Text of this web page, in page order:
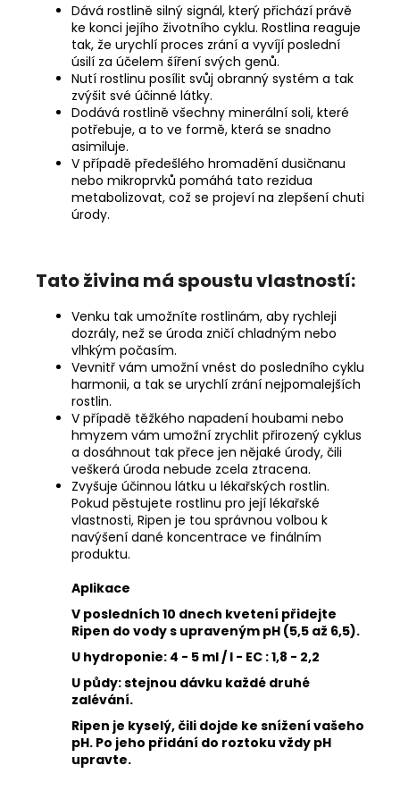
Dává rostlině silný signál, který přichází právě
ke konci jejího životního cyklu. Rostlina reaguje
tak, že urychlí proces zrání a vyvíjí poslední
úsilí za účelem šíření svých genů.
Nutí rostlinu posílit svůj obranný systém a tak
zvýšit své účinné látky.
Dodává rostlině všechny minerální soli, které
potřebuje, a to ve formě, která se snadno
asimiluje.
V případě předešlého hromadění dusičnanu
nebo mikroprvků pomáhá tato rezidua
metabolizovat, což se projeví na zlepšení chuti
úrody.
Tato živina má spoustu vlastností:
Venku tak umožníte rostlinám, aby rychleji
dozrály, než se úroda zničí chladným nebo
vlhkým počasím.
Vevnitř vám umožní vnést do posledního cyklu
harmonii, a tak se urychlí zrání nejpomalejších
rostlin.
V případě těžkého napadení houbami nebo
hmyzem vám umožní zrychlit přirozený cyklus
a dosáhnout tak přece jen nějaké úrody, čili
veškerá úroda nebude zcela ztracena.
Zvyšuje účinnou látku u lékařských rostlin.
Pokud pěstujete rostlinu pro její lékařské
vlastnosti, Ripen je tou správnou volbou k
navýšení dané koncentrace ve finálním
produktu.
Aplikace
V posledních 10 dnech kvetení přidejte
Ripen do vody s upraveným pH (5,5 až 6,5).
U hydroponie: 4 - 5 ml / l - EC : 1,8 - 2,2
U půdy: stejnou dávku každé druhé
zalévání.
Ripen je kyselý, čili dojde ke snížení vašeho
pH. Po jeho přidání do roztoku vždy pH
upravte.